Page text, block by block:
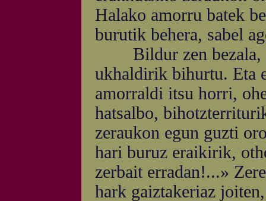
Halako amorru batek
burutik behera, sabel
Bildur zen bezala,
ukhaldirik bihurtu. Eta
amorraldi itsu horri,
hatsalbo,
zeraukon egun guzti
hari buruz eraikirik,
zerbait erradan!...»
hark gaiztakeriaz